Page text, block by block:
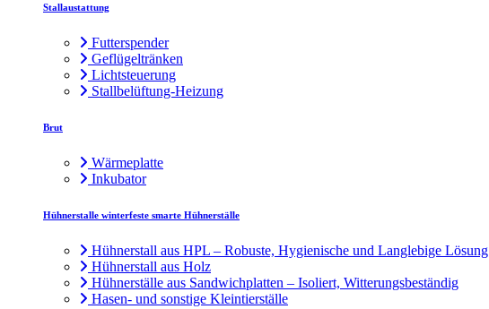
Stallaustattung
Futterspender
Geflügeltränken
Lichtsteuerung
Stallbelüftung-Heizung
Brut
Wärmeplatte
Inkubator
Hühnerstalle winterfeste smarte Hühnerställe
Hühnerstall aus HPL – Robuste, Hygienische und Langlebige Lösung
Hühnerstall aus Holz
Hühnerställe aus Sandwichplatten – Isoliert, Witterungsbeständig
Hasen- und sonstige Kleintierställe